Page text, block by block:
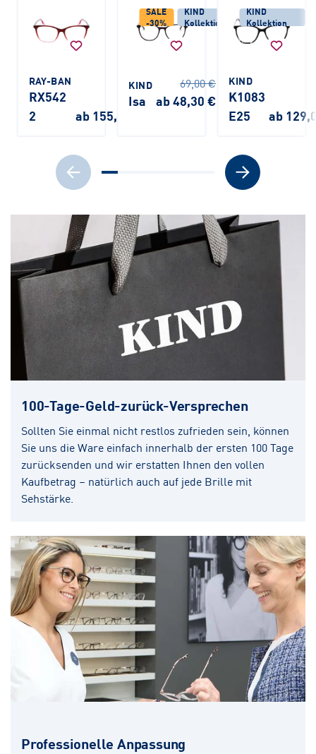
RAY-BAN
RX542
2
ab 155,00 €
SALE
-30%
KIND
Kollektion
KIND
Isa
69,00 €
ab 48,30 €
KIND
Kollektion
KIND
K1083
E25
ab
100-Tage-Geld-zurück-Versprechen
Sollten Sie einmal nicht restlos zufrieden sein, können
Sie uns die Ware einfach innerhalb der ersten 100 Tage
zurücksenden und wir erstatten Ihnen den vollen
Kaufbetrag – natürlich auch auf jede Brille mit
Sehstärke.
Professionelle Anpassung